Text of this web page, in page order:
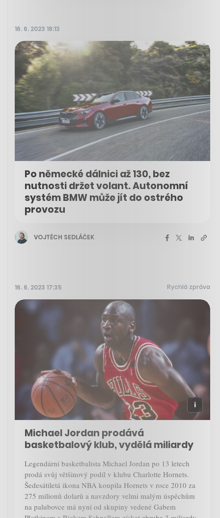
16. 6. 2023 18:13
Po německé dálnici až 130, bez
nutnosti držet volant. Autonomní
systém BMW může jít do ostrého
provozu
VOJTĚCH SEDLÁČEK
16. 6. 2023 17:35 Rychlá zpráva
Michael Jordan prodává
basketbalový klub, vydělá miliardy
Legendární basketbalista Michael Jordan po 13 letech
prodá svůj většinový podíl v klubu Charlotte Hornets.
Šedesátiletá ikona NBA koupila Hornets v roce 2010 za
275 milionů dolarů a navzdory velmi malým úspěchům
na palubovce má nyní od skupiny vedené Gabem